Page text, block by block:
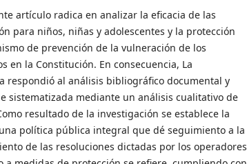
artículo radica en analizar la eficacia de las
para niños, niñas y adolescentes y la protección
de prevención de la vulneración de los
en la Constitución. En consecuencia, La
respondió al análisis bibliográfico documental y
sistematizada mediante un análisis cualitativo de
resultado de la investigación se establece la
política pública integral que dé seguimiento a la
de las resoluciones dictadas por los operadores